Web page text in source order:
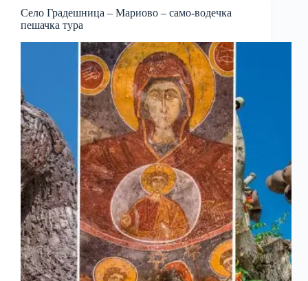
Село Градешница – Мариово – само-водечка
пешачка тура